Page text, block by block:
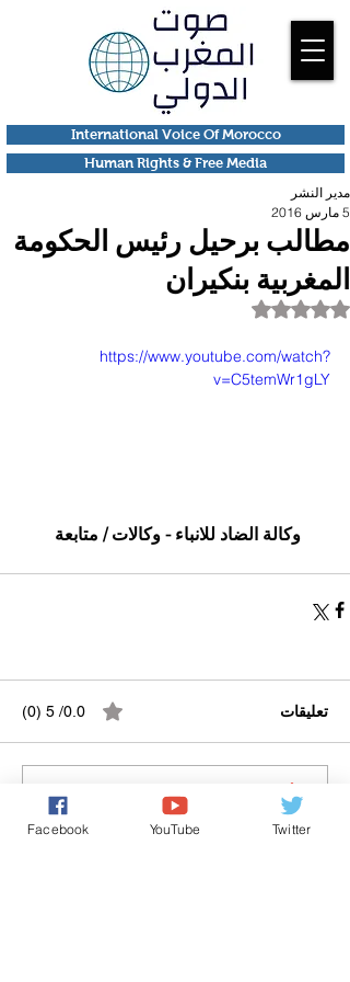
Human Rights & Free Media
International Voice Of Morocco
مطالب برحيل رئيس الحكومة
المغربية بنكيران
مدير النشر
5 مارس 2016
تم التقييم بـ ليس رقمًا من أصل 5 نجوم.
https://www.youtube.com/watch?
v=C5temWr1gLY
وكالة الضاد للانباء - وكالات / متابعة
تعليقات 0.0/ 5 (0)
التعليق والتقييم...
Facebook YouTube Twitter